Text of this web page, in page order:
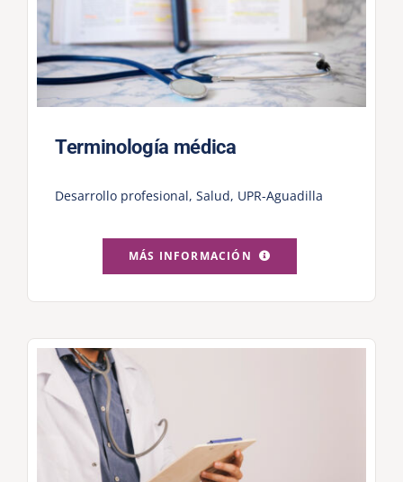
Terminología médica
Desarrollo profesional, Salud, UPR-Aguadilla
MÁS INFORMACIÓN